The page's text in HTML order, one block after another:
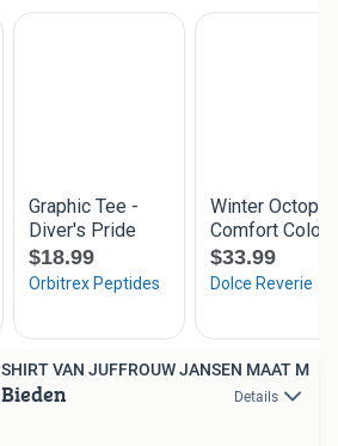
SHIRT VAN JUFFROUW JANSEN MAAT M
Bieden Details